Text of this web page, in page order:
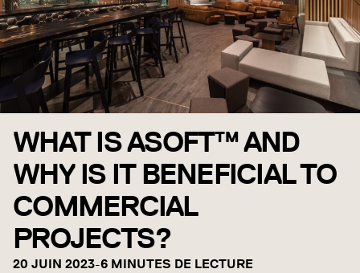
WHAT IS ASOFT™ AND
WHY IS IT BENEFICIAL TO
COMMERCIAL
PROJECTS?
20 JUIN 2023-6 MINUTES DE LECTURE